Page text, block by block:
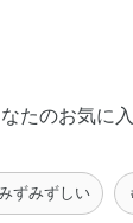
たのお気に
ずみずしい